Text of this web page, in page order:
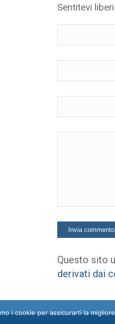
Sentitevi
Questo sito
derivati dai
i cookie per assicurarti la